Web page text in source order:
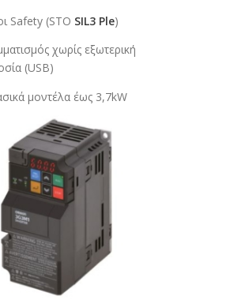
Safety (STO SIL3 Ple) ​
χωρίς εξωτερική
(USB)​
μοντέλα έως 3,7kW